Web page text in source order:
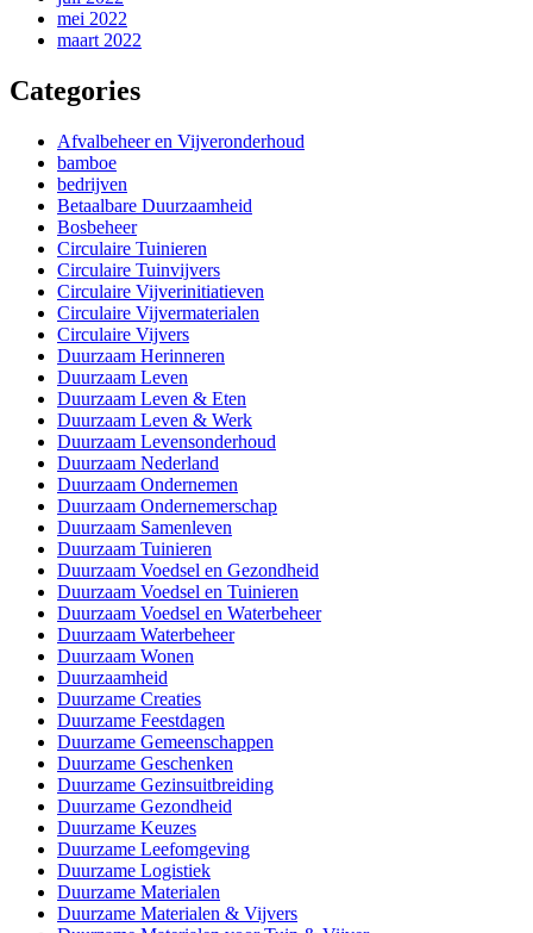
mei 2022
maart 2022
Categories
Afvalbeheer en Vijveronderhoud
bamboe
bedrijven
Betaalbare Duurzaamheid
Bosbeheer
Circulaire Tuinieren
Circulaire Tuinvijvers
Circulaire Vijverinitiatieven
Circulaire Vijvermaterialen
Circulaire Vijvers
Duurzaam Herinneren
Duurzaam Leven
Duurzaam Leven & Eten
Duurzaam Leven & Werk
Duurzaam Levensonderhoud
Duurzaam Nederland
Duurzaam Ondernemen
Duurzaam Ondernemerschap
Duurzaam Samenleven
Duurzaam Tuinieren
Duurzaam Voedsel en Gezondheid
Duurzaam Voedsel en Tuinieren
Duurzaam Voedsel en Waterbeheer
Duurzaam Waterbeheer
Duurzaam Wonen
Duurzaamheid
Duurzame Creaties
Duurzame Feestdagen
Duurzame Gemeenschappen
Duurzame Geschenken
Duurzame Gezinsuitbreiding
Duurzame Gezondheid
Duurzame Keuzes
Duurzame Leefomgeving
Duurzame Logistiek
Duurzame Materialen
Duurzame Materialen & Vijvers